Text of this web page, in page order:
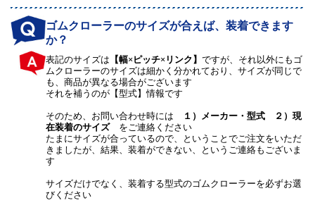
ゴムクローラーのサイズが合えば、装着できます
か？
表記のサイズは 【幅×ピッチ×リンク】ですが、それ以外にもゴ
ムクローラーのサイズは細かく分かれており、サイズが同じで
も、商品が異なる場合がございます
それを補うのが【型式】情報です
そのため、お問い合わせ時には
１）メーカー・型式 ２）現
在装着のサイズをご連絡ください
たまにサイズが合っているので、ということでご注文をいただ
きましたが、結果、装着ができない、というご連絡もございま
す
サイズだけでなく、装着する型式のゴムクローラーを必ずお選
びください